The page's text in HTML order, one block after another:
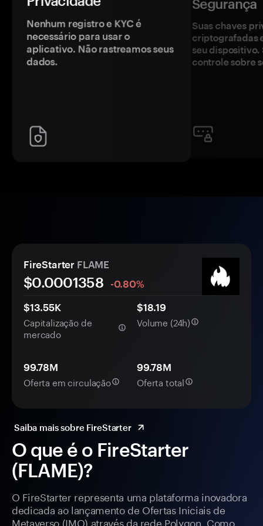
Nenhum registro e KYC é
necessário para usar o
aplicativo. Não rastreamos seus
dados.
Segurança
Suas chaves
criptografadas
seu dispositivo.
controle sobre
O que é o FireStarter
(FLAME)?
O FireStarter representa uma plataforma inovadora
dedicada ao lançamento de Ofertas Iniciais de
Metaverso (IMO) através da rede Polygon. Como
FireStarter FLAME
$0.0001358
-0.80%
$13.55K
Capitalização de
mercado
$18.19
Volume (24h)
99.78M
Oferta em circulação
99.78M
Oferta total
Saiba mais sobre FireStarter